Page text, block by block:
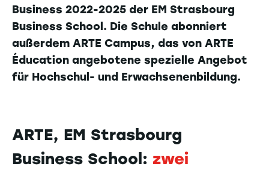
Business 2022-2025 der EM Strasbourg
Business School. Die Schule abonniert
außerdem ARTE Campus, das von ARTE
Éducation angebotene spezielle Angebot
für Hochschul- und Erwachsenenbildung.
ARTE, EM Strasbourg
Business School: zwei